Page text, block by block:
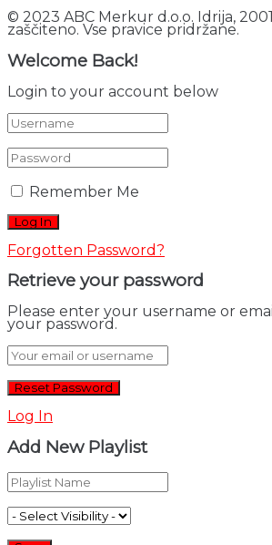
© 2023 ABC Merkur d.o.o. Idrija,
zaščiteno. Vse pravice pridržane.
Welcome Back!
Login to your account below
Remember Me
Forgotten Password?
Retrieve your password
Please enter your username or
your password.
Log In
Add New Playlist